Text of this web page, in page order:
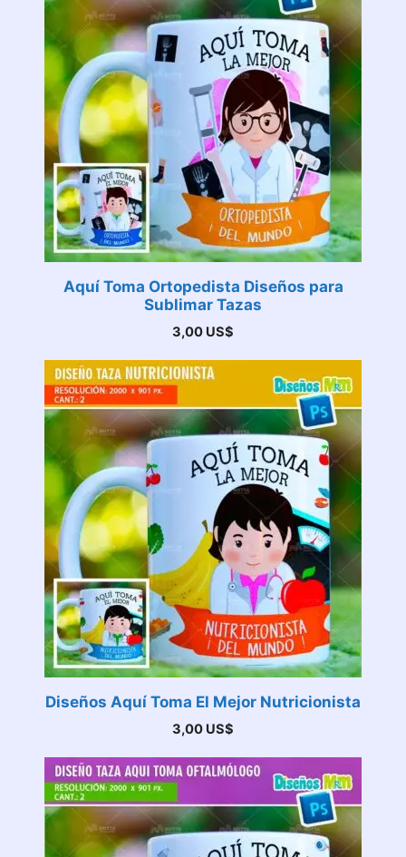
Aquí Toma Ortopedista Diseños para
Sublimar Tazas
3,00 US$
Diseños Aquí Toma El Mejor Nutricionista
3,00 US$